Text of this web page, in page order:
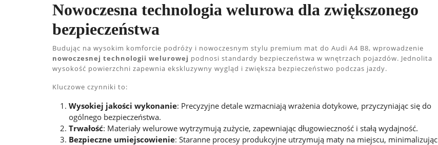
Nowoczesna technologia welurowa dla zwiększonego
bezpieczeństwa
Budując na wysokim komforcie podróży i nowoczesnym stylu premium mat do Audi A4 B8, wprowadzenie
nowoczesnej technologii welurowej podnosi standardy bezpieczeństwa w wnętrzach pojazdów. Jednolita
wysokość powierzchni zapewnia ekskluzywny wygląd i zwiększa bezpieczeństwo podczas jazdy.
Kluczowe czynniki to:
Wysokiej jakości wykonanie: Precyzyjne detale wzmacniają wrażenia dotykowe, przyczyniając się do
ogólnego bezpieczeństwa.
Trwałość: Materiały welurowe wytrzymują zużycie, zapewniając długowieczność i stałą wydajność.
Bezpieczne umiejscowienie: Staranne procesy produkcyjne utrzymują maty na miejscu, minimalizując